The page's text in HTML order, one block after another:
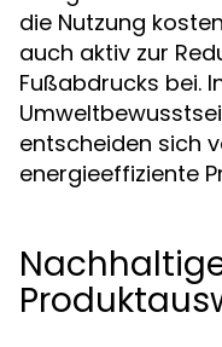
die Nutzung
auch aktiv zur
Fußabdrucks bei.
entscheiden sich
energieeffiziente